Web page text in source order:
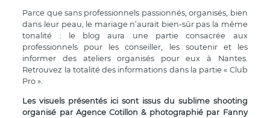
Parce que sans professionnels passionnés, organisés, bien
dans leur peau, le mariage n’aurait bien-sûr pas la même
tonalité : le blog aura une partie consacrée aux
professionnels pour les conseiller, les soutenir et les
informer des ateliers organisés pour eux à Nantes.
Retrouvez la totalité des informations dans la partie « Club
Pro ».
Les visuels présentés ici sont issus du sublime shooting
organisé par Agence Cotillon & photographié par Fanny